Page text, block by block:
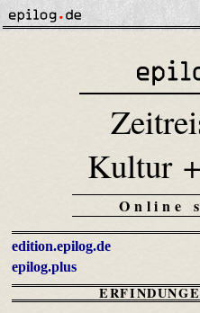
Kultur
Online
edition.epilog.de
epilog.plus